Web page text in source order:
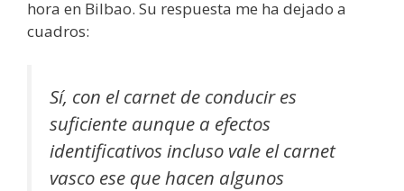
hora en Bilbao. Su respuesta me ha dejado a
cuadros:
Sí, con el carnet de conducir es
suficiente aunque a efectos
identificativos incluso vale el carnet
vasco ese que hacen algunos